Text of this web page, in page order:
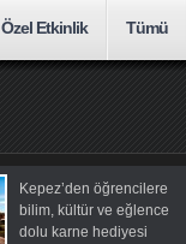
Özel Etkinlik Tümü
Kepez’den öğrencilere
bilim, kültür ve eğlence
dolu karne hediyesi